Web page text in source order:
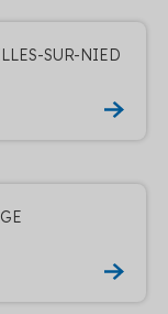
SUR-NIED